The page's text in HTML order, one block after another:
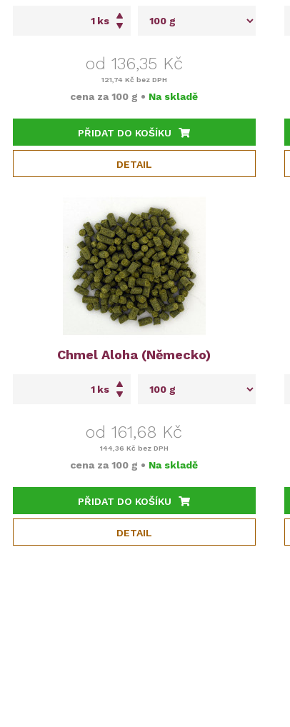
ks
od 136,35 Kč
121,74 Kč bez DPH
cena za100 g • Na skladě
PŘIDAT DO KOŠÍKU
DETAIL
Chmel Aloha (Německo)
ks
od 161,68 Kč
144,36 Kč bez DPH
cena za100 g • Na skladě
PŘIDAT DO KOŠÍKU
DETAIL